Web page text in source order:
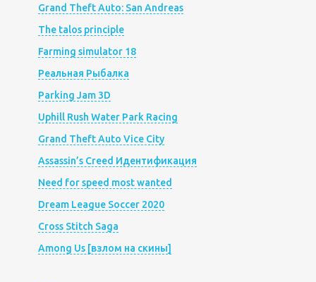
Grand Theft Auto: San Andreas
The talos principle
Farming simulator 18
Реальная Рыбалка
Parking Jam 3D
Uphill Rush Water Park Racing
Grand Theft Auto Vice City
Assassin’s Creed Идентификация
Need for speed most wanted
Dream League Soccer 2020
Cross Stitch Saga
Among Us [взлом на скины]